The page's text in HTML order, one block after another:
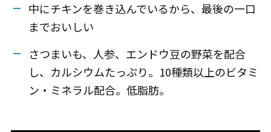
中にチキンを巻き込んでいるから、最後の一口
までおいしい
さつまいも、人参、エンドウ豆の野菜を配合
し、カルシウムたっぷり。10種類以上のビタミ
ン・ミネラル配合。低脂肪。